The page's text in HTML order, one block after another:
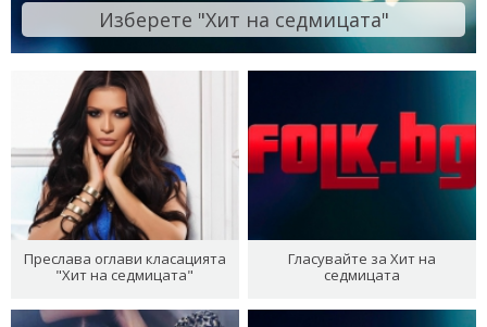
Изберете "Хит на седмицата"
Преслава оглави класацията
"Хит на седмицата"
Гласувайте за Хит на
седмицата